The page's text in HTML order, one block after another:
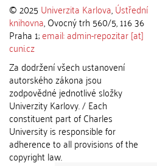
© 2025 Univerzita Karlova,Ústřední
knihovna, Ovocný trh 560/5, 116 36
Praha 1;email: admin-repozitar [at]
cuni.cz
Za dodržení všech ustanovení
autorského zákona jsou
zodpovědné jednotlivé složky
Univerzity Karlovy. / Each
constituent part of Charles
University is responsible for
adherence to all provisions of the
copyright law.